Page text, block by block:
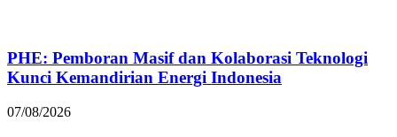
PHE: Pemboran Masif dan Kolaborasi Teknologi
Kunci Kemandirian Energi Indonesia
07/08/2026